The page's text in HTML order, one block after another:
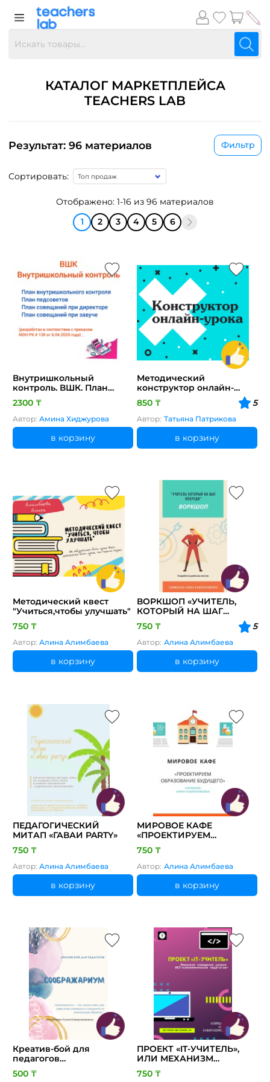
КАТАЛОГ МАРКЕТПЛЕЙСА
TEACHERS LAB
Результат: 96 материалов Фильтр
Сортировать:
Отображено: 1-16 из 96 материалов
1
2 3 4 5 6
Внутришкольный
контроль. ВШК. План
педсоветов. План
совещаний при
директоре. План
совещаний при завуче.
2300 ₸
Автор: Амина Хиджурова
в корзину
Методический
конструктор онлайн-
урока
850 ₸ 5
Автор: Татьяна Патрикова
в корзину
Методический квест
"Учиться,чтобы улучшать"
750 ₸
Автор: Алина Алимбаева
в корзину
ВОРКШОП «УЧИТЕЛЬ,
КОТОРЫЙ НА ШАГ
ВПЕРЕДИ (РАЗРАБОТКА
РАБОЧИХ ЛИСТОВ)»
750 ₸ 5
Автор: Алина Алимбаева
в корзину
ПЕДАГОГИЧЕСКИЙ
МИТАП «ГАВАИ PARTY»
750 ₸
Автор: Алина Алимбаева
в корзину
МИРОВОЕ КАФЕ
«ПРОЕКТИРУЕМ
ОБРАЗОВАНИЕ
БУДУЩЕГО»
750 ₸
Автор: Алина Алимбаева
в корзину
Креатив-бой для
педагогов
«СООБРАЖАРИУМ»
500 ₸
ПРОЕКТ «IT-УЧИТЕЛЬ»,
ИЛИ МЕХАНИЗМ
ПОВЫШЕНИЯ УРОВНЯ
ИКТ - КОМПЕТЕНТНОСТИ
750 ₸